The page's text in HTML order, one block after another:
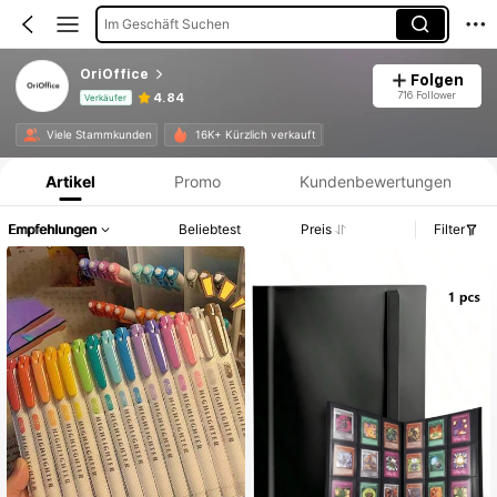
Im Geschäft Suchen
OriOffice
Verkäufer 4.84
Folgen
716 Follower
Viele Stammkunden 16K+ Kürzlich verkauft
Produktinformation: Preisangabe, Verkaufs- und Lagerbestandsdetails.
Artikel Promo Kundenbewertungen
Empfehlungen Beliebtest Preis Filter